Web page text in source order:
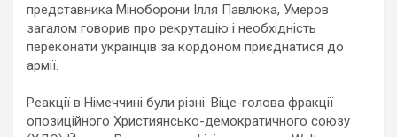
представника Міноборони Ілля Павлюка, Умеров
загалом говорив про рекрутацію і необхідність
переконати українців за кордоном приєднатися до
армії.
Реакції в Німеччині були різні. Віце-голова фракції
опозиційного Християнсько-демократичного союзу